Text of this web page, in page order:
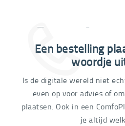
03 292
Een bestelling
woordje
Is de digitale wereld niet
even op voor advies of
plaatsen. Ook in een
je altijd